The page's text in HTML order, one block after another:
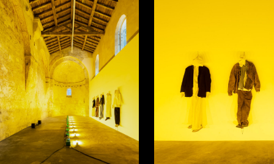
aux espaces transformatifs que sont les temples religieux
et artistiques. Ils sont des désirs résistants, des invitations à
la communion. Sous leurs effets corrosifs se dévoilent une
improbable tendresse, la maladresse et la démesure de nos
tentatives tantôt chancelantes – telles ces maigres
squelettes – tantôt héroïques – l’éclairage intense – pour
habiter le jour et habiller la nuit.
– Coralie Dupinet